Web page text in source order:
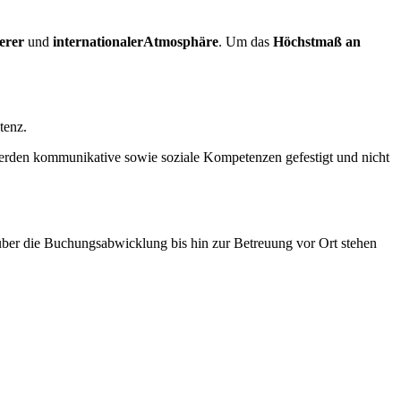
und internationalerAtmosphäre. Um das Höchstmaß an
kommunikative sowie soziale Kompetenzen gefestigt und nicht
die Buchungsabwicklung bis hin zur Betreuung vor Ort stehen